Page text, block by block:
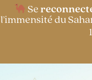
Se
l’immensité du
Aller